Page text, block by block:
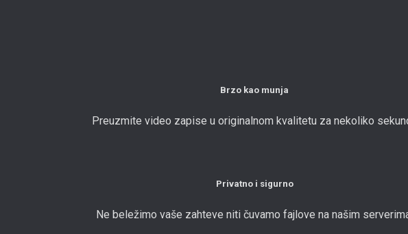
Brzo kao munja
Preuzmite video zapise u originalnom kvalitetu za nekoliko
Privatno i sigurno
Ne beležimo vaše zahteve niti čuvamo fajlove na našim